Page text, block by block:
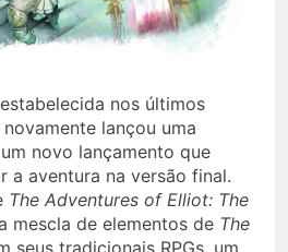
nos últimos
lançou uma
novo lançamento que
a aventura na versão final.
The Adventures of Elliot: The
mescla de elementos de The